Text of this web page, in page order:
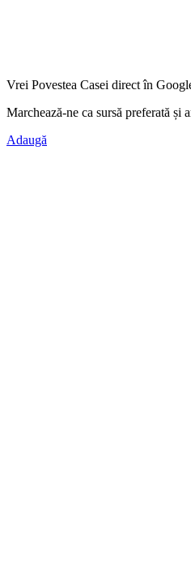
Vrei Povestea Casei direct în
Marchează-ne ca sursă preferată și
Adaugă